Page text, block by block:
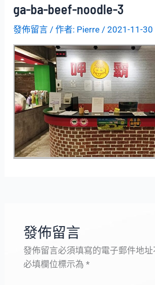
ga-ba-beef-noodle-3
發佈留言 / 作者: Pierre /2021-11-30
發佈留言
發佈留言必須填寫的電子郵件地址
必填欄位標示為 *